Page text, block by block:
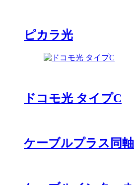
ピカラ光
ドコモ光 タイプC
ケーブルプラス同軸